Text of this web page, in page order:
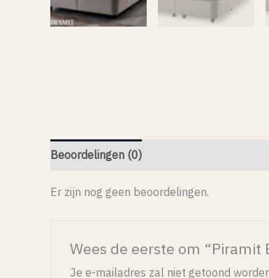
Beoordelingen (0)
Er zijn nog geen beoordelingen.
Wees de eerste om
Je e-mailadres zal niet getoond